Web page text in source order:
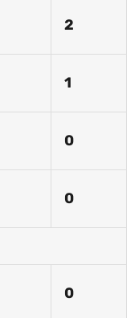
2
1
0
0
0